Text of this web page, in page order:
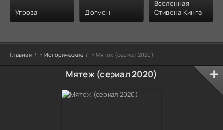
Угроза Догмен
Вселенная
Стивена Кинга
Главная » Исторические » Мятеж (сериал 2020)
Мятеж (сериал 2020)